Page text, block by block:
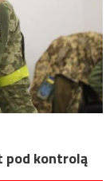
pod kontrolą